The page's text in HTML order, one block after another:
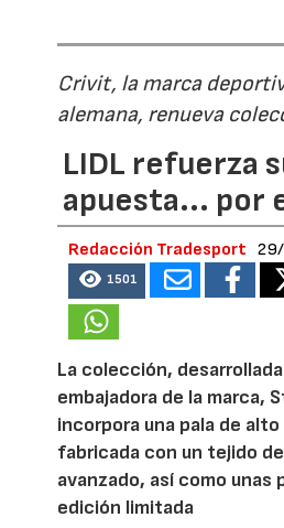
Crivit, la marca
alemana, renueva
LIDL refuerza
apuesta... por
Redacción Tradesport
1501
La colección,
embajadora de la marca,
incorpora una pala de
fabricada con un tejido
avanzado, así como unas
edición limitada